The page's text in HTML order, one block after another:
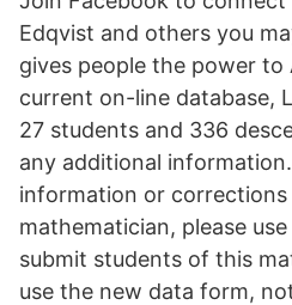
Edqvist and others you
gives people the power
current on-line database,
27 students and 336
any additional
information or
mathematician, please
submit students of this
use the new data form,